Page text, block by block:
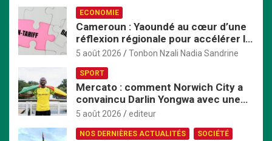
r
ECONOMIE
Cameroun : Yaoundé au cœur d’une
réflexion régionale pour accélérer la
mise en œuvre de la ZLECAf en
5 août 2026 Tonbon Nzali Nadia Sandrine
SPORT
Mercato : comment Norwich City a
convaincu Darlin Yongwa avec une
offre irrésistible
5 août 2026 editeur
NOS DERNIÈRES ACTUALITÉS SOCIÉTÉ